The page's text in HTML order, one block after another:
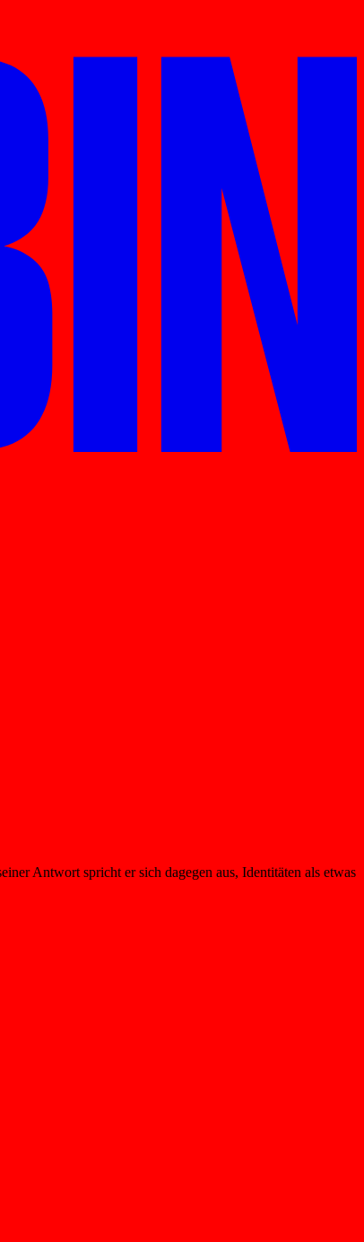
Antwort spricht er sich dagegen aus, Identitäten als etwas